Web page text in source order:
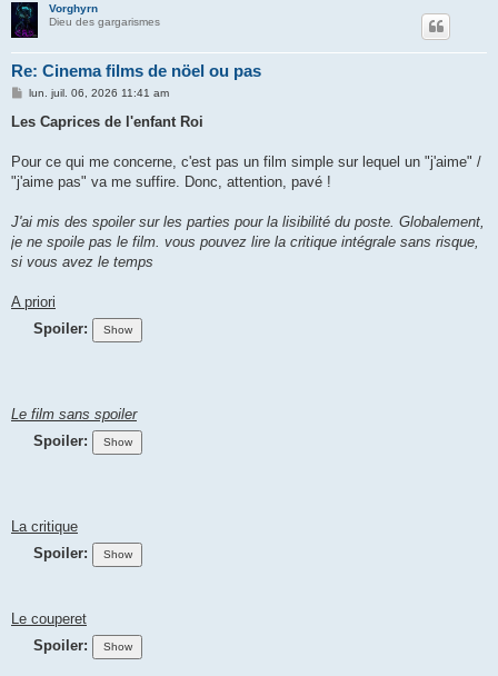
Vorghyrn
Dieu des gargarismes
Re: Cinema films de nöel ou pas
M
s
g
lun. juil. 06, 2026 11:41 am
Les Caprices de l'enfant Roi
Pour ce qui me concerne, c'est pas un film simple sur lequel un "j'aime" /
"j'aime pas" va me suffire. Donc, attention, pavé !
J'ai mis des spoiler sur les parties pour la lisibilité du poste. Globalement,
je ne spoile pas le film. vous pouvez lire la critique intégrale sans risque,
si vous avez le temps
A priori
Spoiler:
Le film sans spoiler
Spoiler:
La critique
Spoiler:
Le couperet
Spoiler: